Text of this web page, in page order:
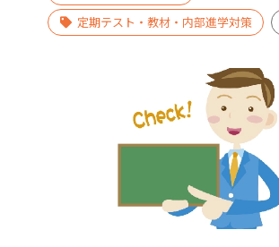
定期テスト・教材・内部進学対策